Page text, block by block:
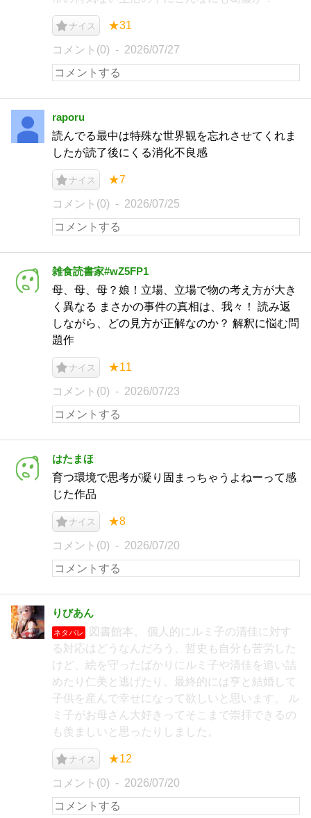
ナイス ★31
コメント(0) 2026/07/27
raporu
読んでる最中は特殊な世界観を忘れさせてくれま
したが読了後にくる消化不良感
ナイス ★7
コメント(0) 2026/07/25
雑食読書家#wZ5FP1
母、母、母？娘！立場、立場で物の考え方が大き
く異なる まさかの事件の真相は、我々！ 読み返
しながら、どの見方が正解なのか？ 解釈に悩む問
題作
ナイス ★11
コメント(0) 2026/07/23
はたまほ
育つ環境で思考が凝り固まっちゃうよねーって感
じた作品
ナイス ★8
コメント(0) 2026/07/20
りびあん
ネタバレ
図書館本。 個人的にルミ子の清佳に対す
る対応はどうなんだろう、哲史も自分も苦労した
けど、絵を守ったばかりにルミ子や清佳を追い詰
めたり仁美と逃げたり。最終的には亨と結婚して
子供を産んで幸せになって欲しいと思います。 ル
ミ子がお母さん大好きってそこまで崇拝できるの
も羨ましいと思ったりしました。
ナイス ★12
コメント(0) 2026/07/20